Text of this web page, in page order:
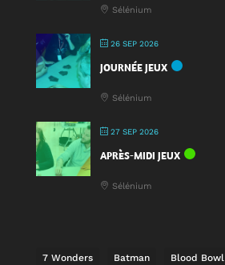
Sélénium
26 SEP 2026
JOURNÉE JEUX
Sélénium
27 SEP 2026
APRÈS-MIDI JEUX
Sélénium
7 Wonders Batman Blood Bowl